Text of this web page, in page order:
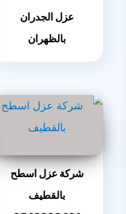
عزل الجدران
بالظهران
شركة عزل اسطح
بالقطيف